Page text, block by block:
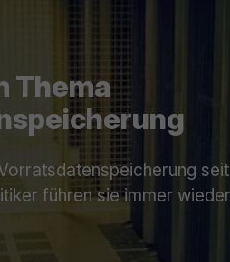
Thema
führen sie immer